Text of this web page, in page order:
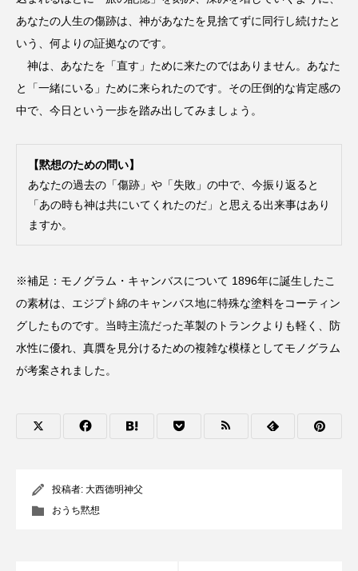
あなたの人生の傷跡は、神があなたを見捨てずに同行し続けたと
いう、何よりの証拠なのです。
神は、あなたを「直す」ために来たのではありません。あなた
と「一緒にいる」ために来られたのです。その圧倒的な肯定感の
中で、今日という一歩を踏み出してみましょう。
【黙想のための問い】
あなたの過去の「傷跡」や「失敗」の中で、今振り返ると
「あの時も神は共にいてくれたのだ」と思える出来事はあり
ますか。
※補足：モノグラム・キャンバスについて 1896年に誕生したこ
の素材は、エジプト綿のキャンバス地に特殊な塗料をコーティン
グしたものです。当時主流だった革製のトランクよりも軽く、防
水性に優れ、真贋を見分けるための複雑な模様としてモノグラム
が考案されました。
投稿者: 大西德明神父
おうち黙想